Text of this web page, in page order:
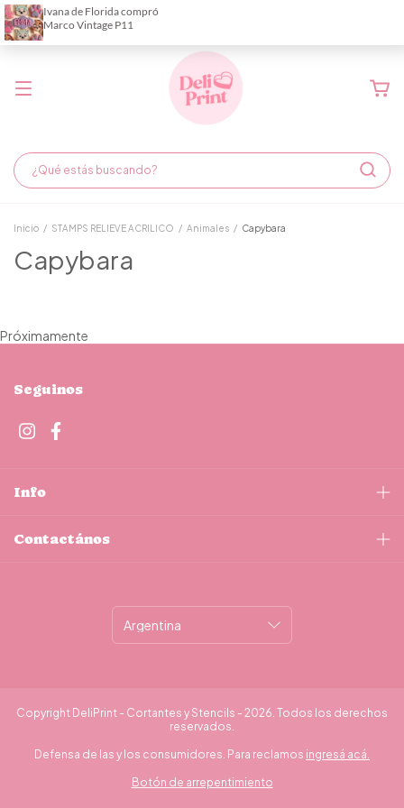
Demora de fabricación hasta 6 días hábiles
Inicio / STAMPS RELIEVE ACRILICO / Animales / Capybara
Capybara
Próximamente
Seguinos
Info
Contactános
Copyright DeliPrint - Cortantes y Stencils - 2026. Todos los derechos
reservados.
Defensa de las y los consumidores. Para reclamos ingresá acá.
Botón de arrepentimiento